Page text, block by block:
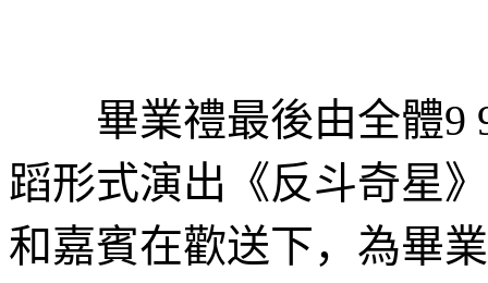
畢業禮最後由全體9 9
蹈形式演出《反斗奇星
和嘉賓在歡送下，為畢